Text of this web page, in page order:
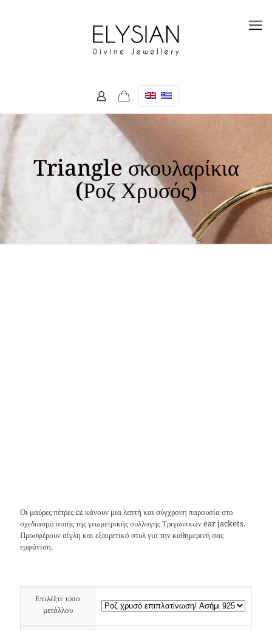
Triangle σκουλαρίκια
(Ροζ Χρυσός)
Οι μαύρες πέτρες cz κάνουν μια λεπτή και σύγχρονη παρουσία στο
σχεδιασμό αυτής της γεωμετρικής συλλογής Τριγωνικών ear jackets.
Προσφέρουν αίγλη και εξαιρετικό στυλ για την καθημερινή σας
εμφάνιση.
Επιλέξτε τύπο
μετάλλου